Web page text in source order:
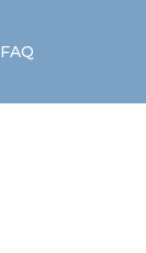
FAQ